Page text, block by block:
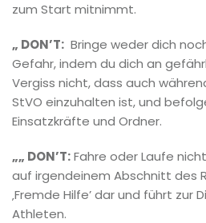
zum Start mitnimmt.
„ DON’T: Bringe weder dich
Gefahr, indem du dich an
Vergiss nicht, dass auch
StVO einzuhalten ist, und
Einsatzkräfte und Ordner.
„„ DON’T:Fahre oder Laufe
auf irgendeinem Abschnitt des
‚Fremde Hilfe’ dar und führt zur
Athleten.